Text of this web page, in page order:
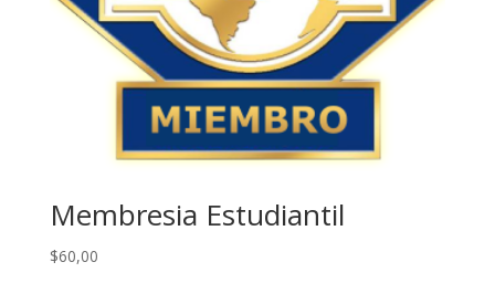
Membresia Estudiantil
$60,00